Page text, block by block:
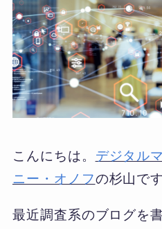
こんにちは。 デジタル
ニー・オノフの杉山です
最近調査系のブログを